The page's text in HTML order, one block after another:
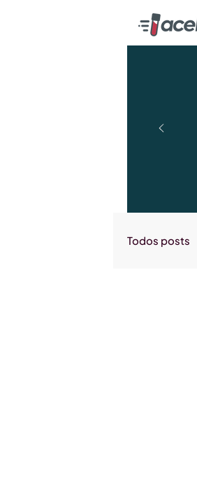
Todos posts